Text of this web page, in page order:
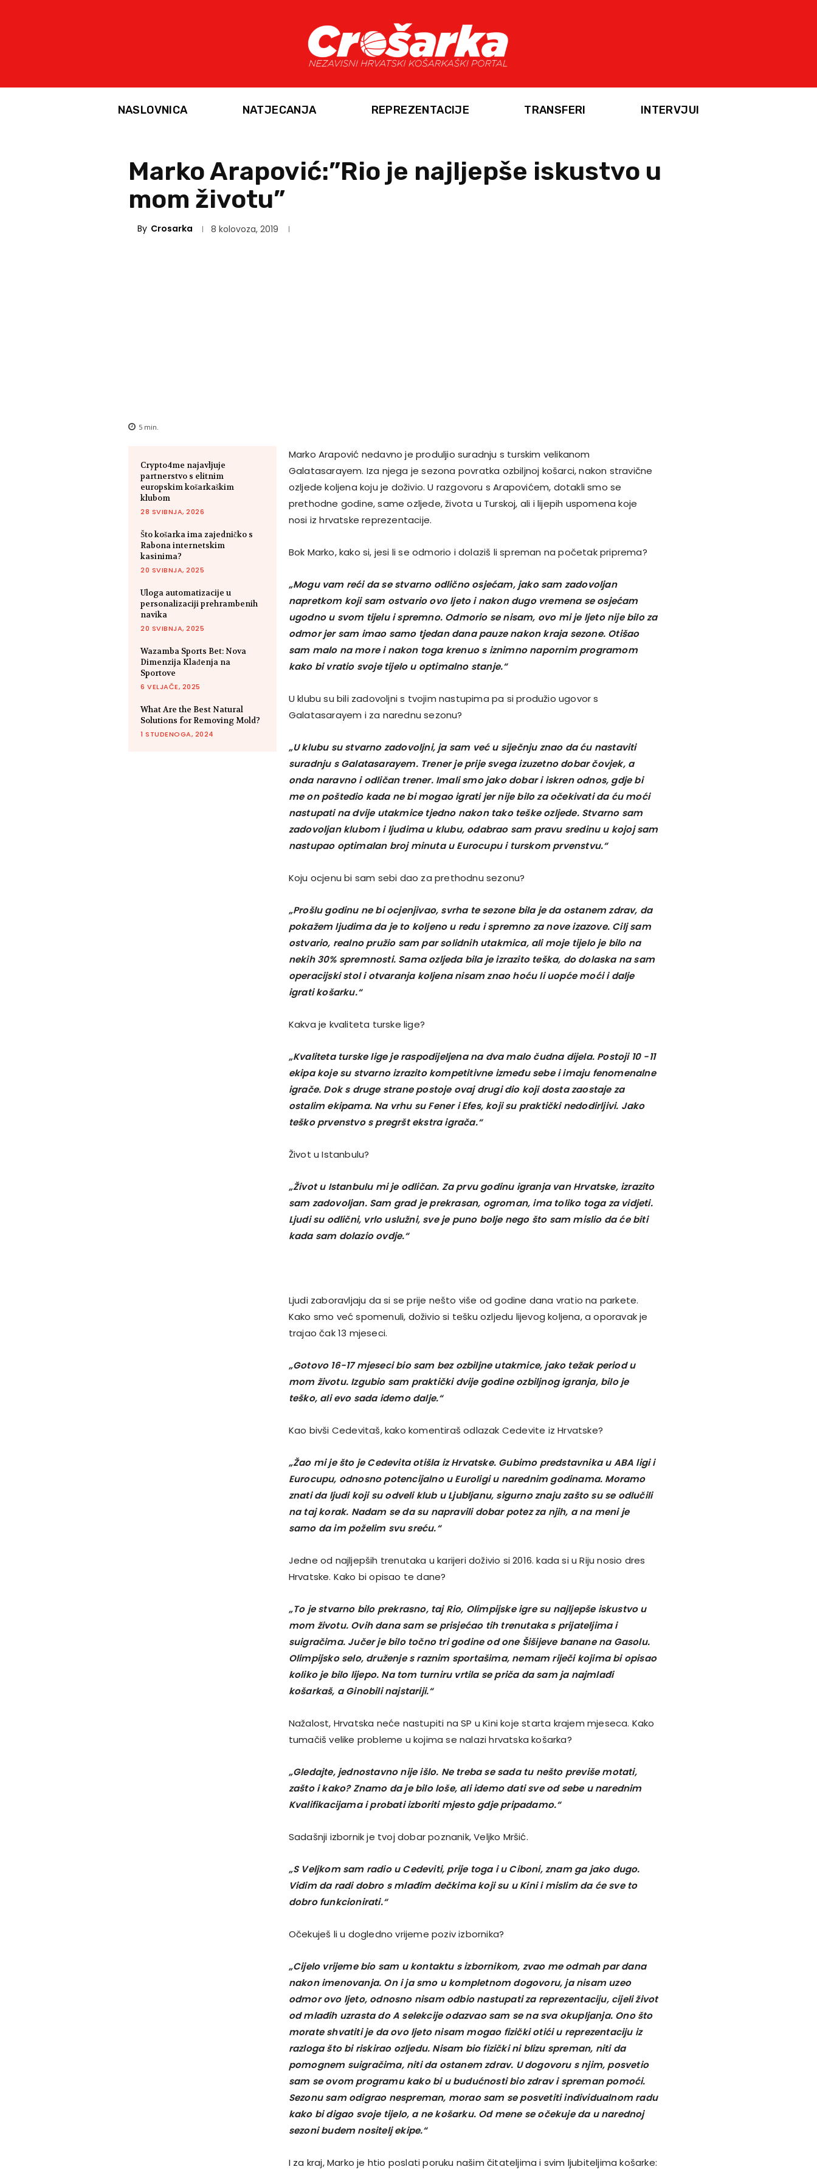
NASLOVNICA NATJECANJA REPREZENTACIJE TRANSFERI INTERVJUI
Marko Arapović:”Rio je najljepše iskustvo u
mom životu”
By Crosarka 8 kolovoza, 2019
5 min.
Crypto4me najavljuje
partnerstvo s elitnim
europskim košarkaškim
klubom
28 SVIBNJA, 2026
Što košarka ima zajedničko s
Rabona internetskim
kasinima?
20 SVIBNJA, 2025
Uloga automatizacije u
personalizaciji prehrambenih
navika
20 SVIBNJA, 2025
Wazamba Sports Bet: Nova
Dimenzija Klađenja na
Sportove
6 VELJAČE, 2025
What Are the Best Natural
Solutions for Removing Mold?
1 STUDENOGA, 2024
Marko Arapović nedavno je produljio suradnju s turskim velikanom
Galatasarayem. Iza njega je sezona povratka ozbiljnoj košarci, nakon stravične
ozljede koljena koju je doživio. U razgovoru s Arapovićem, dotakli smo se
prethodne godine, same ozljede, života u Turskoj, ali i lijepih uspomena koje
nosi iz hrvatske reprezentacije.
Bok Marko, kako si, jesi li se odmorio i dolaziš li spreman na početak priprema?
„Mogu vam reći da se stvarno odlično osjećam, jako sam zadovoljan
napretkom koji sam ostvario ovo ljeto i nakon dugo vremena se osjećam
ugodno u svom tijelu i spremno. Odmorio se nisam, ovo mi je ljeto nije bilo za
odmor jer sam imao samo tjedan dana pauze nakon kraja sezone. Otišao
sam malo na more i nakon toga krenuo s iznimno napornim programom
kako bi vratio svoje tijelo u optimalno stanje.“
U klubu su bili zadovoljni s tvojim nastupima pa si produžio ugovor s
Galatasarayem i za narednu sezonu?
„U klubu su stvarno zadovoljni, ja sam već u siječnju znao da ću nastaviti
suradnju s Galatasarayem. Trener je prije svega izuzetno dobar čovjek, a
onda naravno i odličan trener. Imali smo jako dobar i iskren odnos, gdje bi
me on poštedio kada ne bi mogao igrati jer nije bilo za očekivati da ću moći
nastupati na dvije utakmice tjedno nakon tako teške ozljede. Stvarno sam
zadovoljan klubom i ljudima u klubu, odabrao sam pravu sredinu u kojoj sam
nastupao optimalan broj minuta u Eurocupu i turskom prvenstvu.“
Koju ocjenu bi sam sebi dao za prethodnu sezonu?
„Prošlu godinu ne bi ocjenjivao, svrha te sezone bila je da ostanem zdrav, da
pokažem ljudima da je to koljeno u redu i spremno za nove izazove. Cilj sam
ostvario, realno pružio sam par solidnih utakmica, ali moje tijelo je bilo na
nekih 30% spremnosti. Sama ozljeda bila je izrazito teška, do dolaska na sam
operacijski stol i otvaranja koljena nisam znao hoću li uopće moći i dalje
igrati košarku.“
Kakva je kvaliteta turske lige?
„Kvaliteta turske lige je raspodijeljena na dva malo čudna dijela. Postoji 10 -11
ekipa koje su stvarno izrazito kompetitivne između sebe i imaju fenomenalne
igrače. Dok s druge strane postoje ovaj drugi dio koji dosta zaostaje za
ostalim ekipama. Na vrhu su Fener i Efes, koji su praktički nedodirljivi. Jako
teško prvenstvo s pregršt ekstra igrača.“
Život u Istanbulu?
„Život u Istanbulu mi je odličan. Za prvu godinu igranja van Hrvatske, izrazito
sam zadovoljan. Sam grad je prekrasan, ogroman, ima toliko toga za vidjeti.
Ljudi su odlični, vrlo uslužni, sve je puno bolje nego što sam mislio da će biti
kada sam dolazio ovdje.“
Ljudi zaboravljaju da si se prije nešto više od godine dana vratio na parkete.
Kako smo već spomenuli, doživio si tešku ozljedu lijevog koljena, a oporavak je
trajao čak 13 mjeseci.
„Gotovo 16-17 mjeseci bio sam bez ozbiljne utakmice, jako težak period u
mom životu. Izgubio sam praktički dvije godine ozbiljnog igranja, bilo je
teško, ali evo sada idemo dalje.“
Kao bivši Cedevitaš, kako komentiraš odlazak Cedevite iz Hrvatske?
„Žao mi je što je Cedevita otišla iz Hrvatske. Gubimo predstavnika u ABA ligi i
Eurocupu, odnosno potencijalno u Euroligi u narednim godinama. Moramo
znati da ljudi koji su odveli klub u Ljubljanu, sigurno znaju zašto su se odlučili
na taj korak. Nadam se da su napravili dobar potez za njih, a na meni je
samo da im poželim svu sreću.“
Jedne od najljepših trenutaka u karijeri doživio si 2016. kada si u Riju nosio dres
Hrvatske. Kako bi opisao te dane?
„To je stvarno bilo prekrasno, taj Rio, Olimpijske igre su najljepše iskustvo u
mom životu. Ovih dana sam se prisjećao tih trenutaka s prijateljima i
suigračima. Jučer je bilo točno tri godine od one Šišijeve banane na Gasolu.
Olimpijsko selo, druženje s raznim sportašima, nemam riječi kojima bi opisao
koliko je bilo lijepo. Na tom turniru vrtila se priča da sam ja najmlađi
košarkaš, a Ginobili najstariji.“
Nažalost, Hrvatska neće nastupiti na SP u Kini koje starta krajem mjeseca. Kako
tumačiš velike probleme u kojima se nalazi hrvatska košarka?
„Gledajte, jednostavno nije išlo. Ne treba se sada tu nešto previše motati,
zašto i kako? Znamo da je bilo loše, ali idemo dati sve od sebe u narednim
Kvalifikacijama i probati izboriti mjesto gdje pripadamo.“
Sadašnji izbornik je tvoj dobar poznanik, Veljko Mršić.
„S Veljkom sam radio u Cedeviti, prije toga i u Ciboni, znam ga jako dugo.
Vidim da radi dobro s mlađim dečkima koji su u Kini i mislim da će sve to
dobro funkcionirati.“
Očekuješ li u dogledno vrijeme poziv izbornika?
„Cijelo vrijeme bio sam u kontaktu s izbornikom, zvao me odmah par dana
nakon imenovanja. On i ja smo u kompletnom dogovoru, ja nisam uzeo
odmor ovo ljeto, odnosno nisam odbio nastupati za reprezentaciju, cijeli život
od mlađih uzrasta do A selekcije odazvao sam se na sva okupljanja. Ono što
morate shvatiti je da ovo ljeto nisam mogao fizički otići u reprezentaciju iz
razloga što bi riskirao ozljedu. Nisam bio fizički ni blizu spreman, niti da
pomognem suigračima, niti da ostanem zdrav. U dogovoru s njim, posvetio
sam se ovom programu kako bi u budućnosti bio zdrav i spreman pomoći.
Sezonu sam odigrao nespreman, morao sam se posvetiti individualnom radu
kako bi digao svoje tijelo, a ne košarku. Od mene se očekuje da u narednoj
sezoni budem nositelj ekipe.“
I za kraj, Marko je htio poslati poruku našim čitateljima i svim ljubiteljima košarke: